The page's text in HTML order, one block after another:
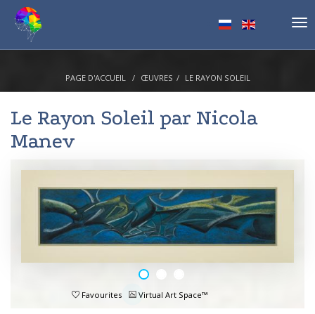
PAGE D'ACCUEIL ŒUVRES LE RAYON SOLEIL
Le Rayon Soleil par Nicola
Manev
Favourites Virtual Art Space™